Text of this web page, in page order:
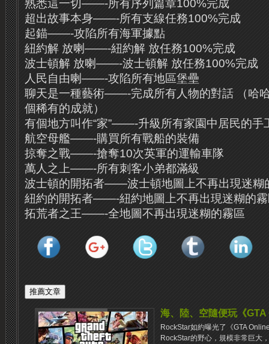
熟悉這一切——-所有序列篇章100%完成
超出故事本身——-所有支線任務100%完成
起錨——-攻陷所有海軍據點
紐約解 放喇——-紐約解 放任務100%完成
波士頓解 放喇——-波士頓解 放任務100%完成
人民自由喇——-攻陷所有地區堡壘
聊天是一種藝術——-完成所有人物的對話 （哈
個稀有的成就）
有個地方叫作“家”——-升級所有家園中居民的手
航空母艦——-購買所有戰船的裝備
掠奪之戰——-搶奪10次英軍的運輸車隊
萬人之上——-所有刺客小弟都滿級
波士頓的開拓者——波士頓地圖上不再出現迷糊
紐約的開拓者——-紐約地圖上不再出現迷糊的
拓荒者之王——-全地圖不再出現迷糊的霧區
海、陸、空隨便玩《
RockStar如約曝光了《GTA
RockStar的野心，規模非常巨大